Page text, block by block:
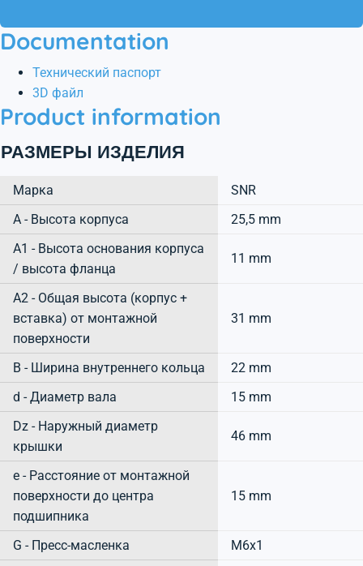
Documentation
Технический паспорт
3D файл
Product information
РАЗМЕРЫ ИЗДЕЛИЯ
Марка
SNR
А - Высота корпуса
25,5 mm
A1 - Высота основания корпуса
/ высота фланца
11 mm
A2 - Общая высота (корпус +
вставка) от монтажной
поверхности
31 mm
B - Ширина внутреннего кольца
22 mm
d - Диаметр вала
15 mm
Dz - Наружный диаметр
крышки
46 mm
e - Расстояние от монтажной
поверхности до центра
подшипника
15 mm
G - Пресс-масленка
M6x1